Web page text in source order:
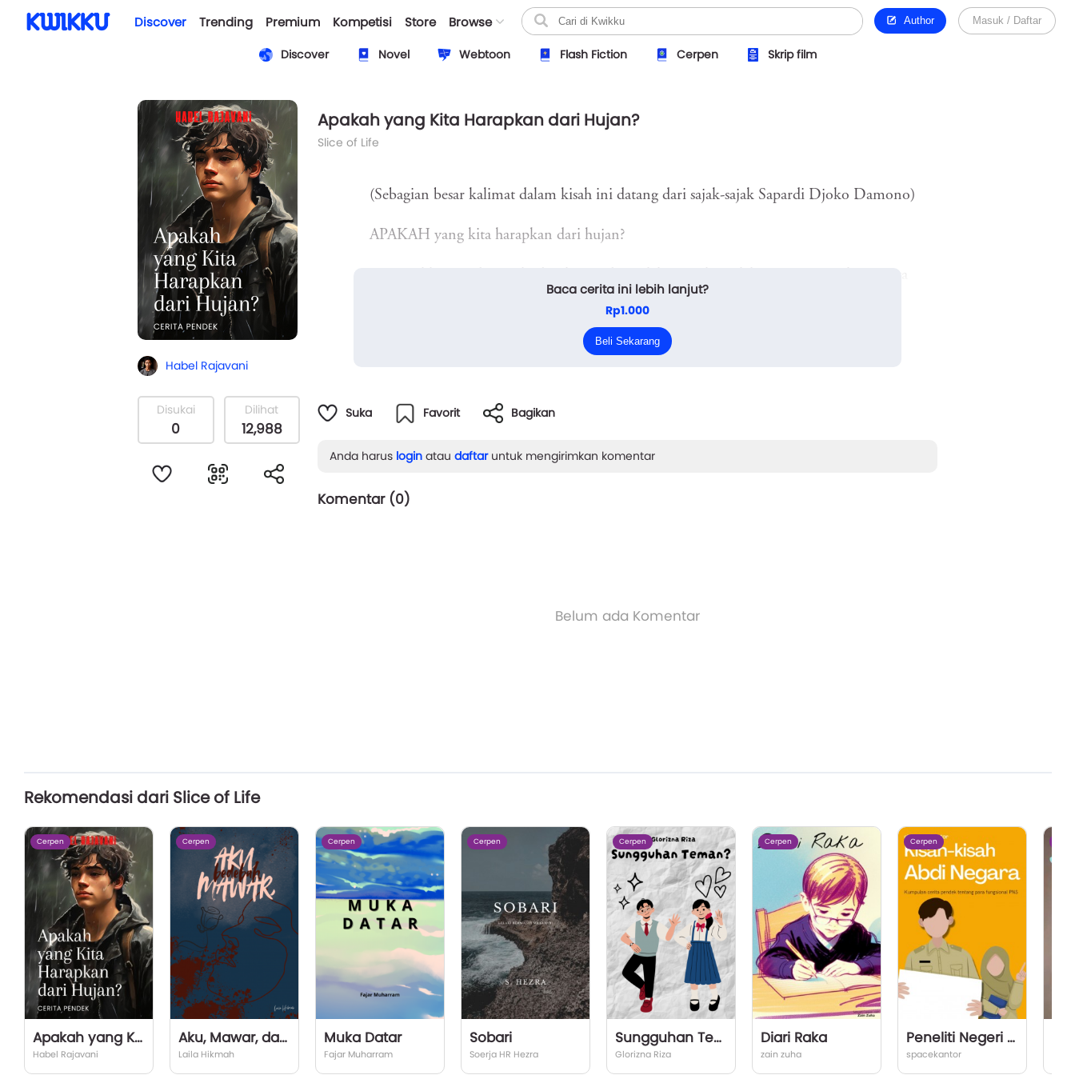
Discover Trending Premium Kompetisi Store Browse Author Masuk / Daftar
Discover Novel Webtoon Flash Fiction Cerpen Skrip film
Habel Rajavani
Disukai
0
Dilihat
12,988
Apakah yang Kita Harapkan dari Hujan?
Slice of Life
(Sebagian besar kalimat dalam kisah ini datang dari sajak-sajak Sapardi Djoko Damono)
APAKAH yang kita harapkan dari hujan?
sama sekali tak berani mendekatinya. Baju saya basah. Hujan sedang lebat dengan suaranya
gemuruh. Saya tak bisa menghindari tempias. Saya memperhatikan mata tua di balik kacamatanya.
Siapa tahu dia melihat ke mataku. Siapa tahu dari ta...
Baca cerita ini lebih lanjut?
Rp1.000
Beli Sekarang
Suka Favorit Bagikan
Anda harus login atau daftaruntuk mengirimkan komentar
Komentar (0)
Belum ada Komentar
Rekomendasi dari Slice of Life
Cerpen
Apakah yang Kita Harapkan dari Hujan?
Habel Rajavani
Cerpen
Aku, Mawar, dan Bedebah
Laila Hikmah
Cerpen
Muka Datar
Fajar Muharram
Cerpen
Sobari
Soerja HR Hezra
Cerpen
Sungguhan Teman?
Glorizna Riza
Cerpen
Diari Raka
zain zuha
Cerpen
Peneliti Negeri Sipil
spacekantor